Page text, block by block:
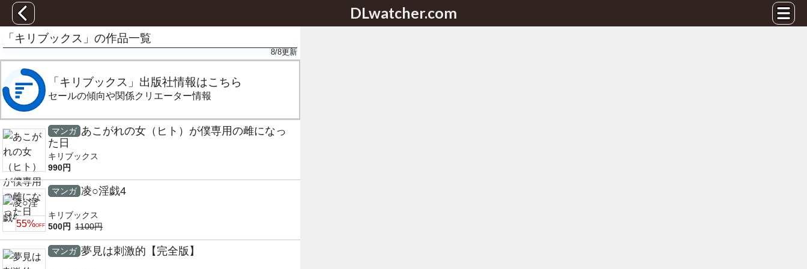
DLwatcher.com
「キリブックス」の作品一覧
8/8更新
「キリブックス」出版社情報はこちら
セールの傾向や関係クリエーター情報
マンガ あこがれの女（ヒト）が僕専用の雌になっ
た日
キリブックス
990円
55%OFF
マンガ 凌○淫戯4
キリブックス
500円 1100円
マンガ 夢見は刺激的【完全版】